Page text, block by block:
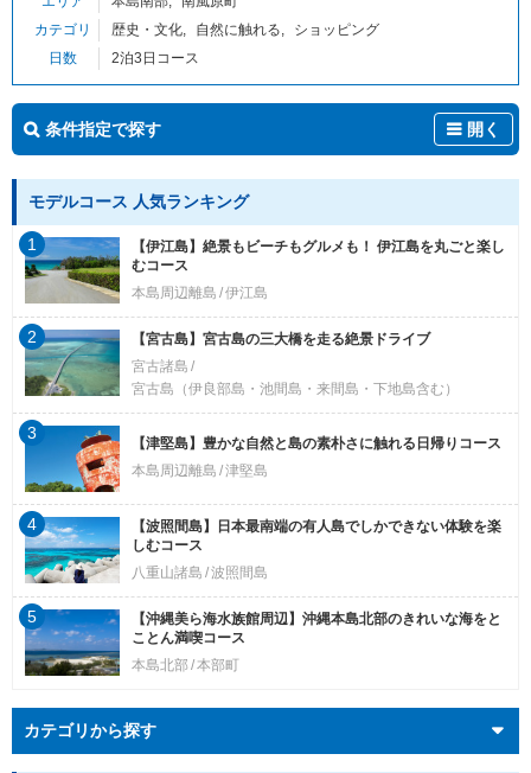
カテゴリ
歴史・文化 自然に触れる
ショッピング
日数
2泊3日コース
条件指定で探す 開く
モデルコース 人気ランキング
【伊江島】絶景もビーチもグルメも！ 伊江島を丸ごと楽し
むコース
本島周辺離島 伊江島
1
【宮古島】宮古島の三大橋を走る絶景ドライブ
宮古諸島
宮古島（伊良部島・池間島・来間島・下地島含む）
2
【津堅島】豊かな自然と島の素朴さに触れる日帰りコース
本島周辺離島 津堅島
3
【波照間島】日本最南端の有人島でしかできない体験を楽
しむコース
八重山諸島 波照間島
4
【沖縄美ら海水族館周辺】沖縄本島北部のきれいな海をと
ことん満喫コース
本島北部 本部町
5
カテゴリから探す